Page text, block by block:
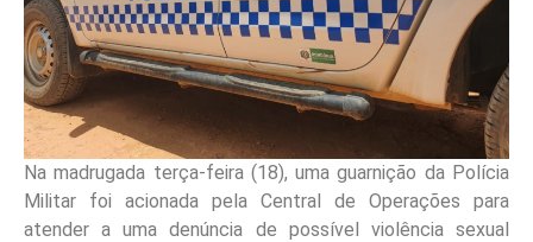
Na madrugada terça-feira (18), uma guarnição da Polícia
Militar foi acionada pela Central de Operações para
atender a uma denúncia de possível violência sexual